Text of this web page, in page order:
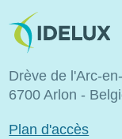
Image
Drève de l'Arc-
6700 Arlon -
Plan d'accès